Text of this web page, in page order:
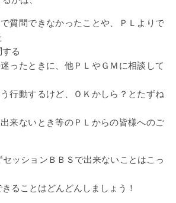
質問できなかったことや、ＰＬよりで
る
ったときに、他ＰＬやＧＭに相談して
行動するけど、ＯＫかしら？とたずね
来ないとき等のＰＬからの皆様へのご
ッションＢＢＳで出来ないことはこっ
ることはどんどんしましょう！